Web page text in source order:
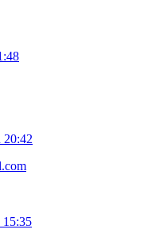
20:42
15:35